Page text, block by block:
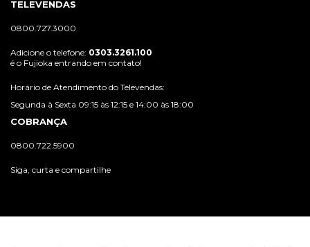
TELEVENDAS
0800.727.3000
Adicione o telefone: 0303.3261.100
é o Fujioka entrando em contato!
Horário de Atendimento do Televendas:
Segunda à Sexta 09:15 às 12:15 e 14:00 às 18:00
COBRANÇA
0800.722.5900
Siga, curta e compartilhe